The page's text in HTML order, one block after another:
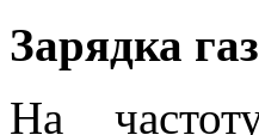
Зарядка
На